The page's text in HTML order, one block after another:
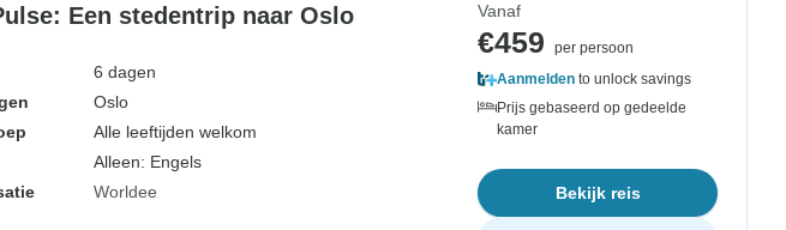
Een stedentrip naar Oslo
6 dagen
Oslo
Alle leeftijden welkom
Alleen: Engels
Worldee
Vanaf
€459
per persoon
Aanmelden to unlock savings
Prijs gebaseerd op gedeelde
kamer
Bekijk reis